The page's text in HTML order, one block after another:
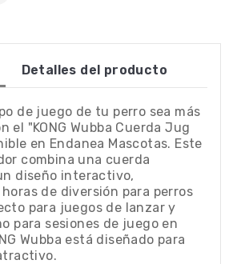
Detalles del producto
de juego de tu perro sea más
el "KONG Wubba Cuerda Jug
en Endanea Mascotas. Este
combina una cuerda
diseño interactivo,
de diversión para perros
para juegos de lanzar y
para sesiones de juego en
Wubba está diseñado para